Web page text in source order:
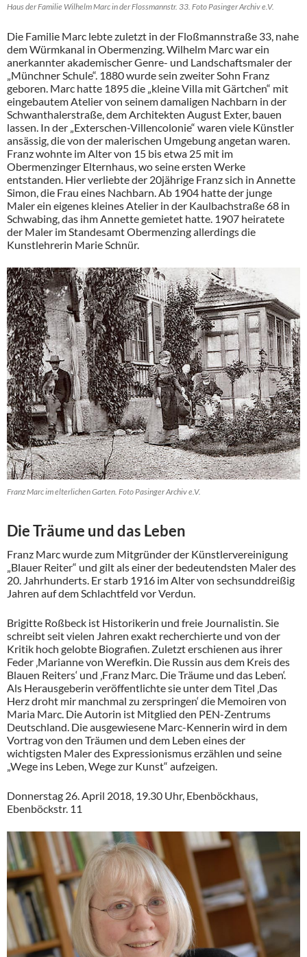
Haus der Familie Wilhelm Marc in der Flossmannstr. 33. Foto Pasinger Archiv e.V.
Die Familie Marc lebte zuletzt in der Floßmannstraße 33, nahe
dem Würmkanal in Obermenzing. Wilhelm Marc war ein
anerkannter akademischer Genre- und Landschaftsmaler der
„Münchner Schule“. 1880 wurde sein zweiter Sohn Franz
geboren. Marc hatte 1895 die „kleine Villa mit Gärtchen“ mit
eingebautem Atelier von seinem damaligen Nachbarn in der
Schwanthalerstraße, dem Architekten August Exter, bauen
lassen. In der „Exterschen-Villencolonie“ waren viele Künstler
ansässig, die von der malerischen Umgebung angetan waren.
Franz wohnte im Alter von 15 bis etwa 25 mit im
Obermenzinger Elternhaus, wo seine ersten Werke
entstanden. Hier verliebte der 20jährige Franz sich in Annette
Simon, die Frau eines Nachbarn. Ab 1904 hatte der junge
Maler ein eigenes kleines Atelier in der Kaulbachstraße 68 in
Schwabing, das ihm Annette gemietet hatte. 1907 heiratete
der Maler im Standesamt Obermenzing allerdings die
Kunstlehrerin Marie Schnür.
Franz Marc im elterlichen Garten. Foto Pasinger Archiv e.V.
Die Träume und das Leben
Franz Marc wurde zum Mitgründer der Künstlervereinigung
„Blauer Reiter“ und gilt als einer der bedeutendsten Maler des
20. Jahrhunderts. Er starb 1916 im Alter von sechsunddreißig
Jahren auf dem Schlachtfeld vor Verdun.
Brigitte Roßbeck ist Historikerin und freie Journalistin. Sie
schreibt seit vielen Jahren exakt recherchierte und von der
Kritik hoch gelobte Biografien. Zuletzt erschienen aus ihrer
Feder ‚Marianne von Werefkin. Die Russin aus dem Kreis des
Blauen Reiters‘ und ‚Franz Marc. Die Träume und das Leben‘.
Als Herausgeberin veröffentlichte sie unter dem Titel ‚Das
Herz droht mir manchmal zu zerspringen‘ die Memoiren von
Maria Marc. Die Autorin ist Mitglied den PEN-Zentrums
Deutschland. Die ausgewiesene Marc-Kennerin wird in dem
Vortrag von den Träumen und dem Leben eines der
wichtigsten Maler des Expressionismus erzählen und seine
„Wege ins Leben, Wege zur Kunst“ aufzeigen.
Donnerstag 26. April 2018, 19.30 Uhr, Ebenböckhaus,
Ebenböckstr. 11